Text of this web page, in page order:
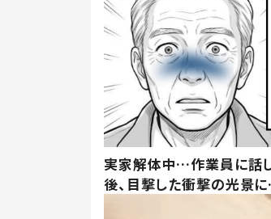
実家解体中…作業員に話
後、目撃した衝撃の光景に